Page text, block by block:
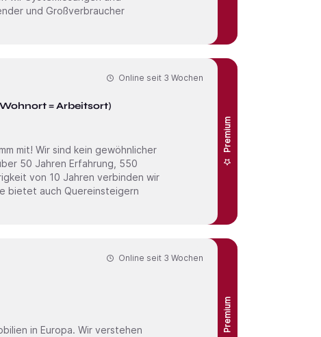
und Großverbraucher
= Arbeitsort)
Premium
Online seit 3 Wochen
50 Jahren Erfahrung, 550
von 10 Jahren verbinden wir
bietet auch Quereinsteigern
Premium
Online seit 3 Wochen